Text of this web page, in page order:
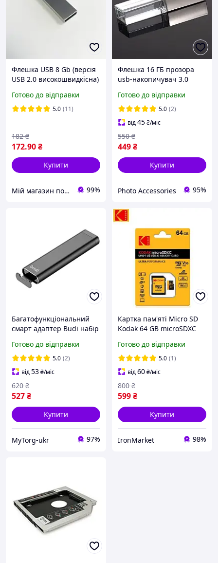
Флешка USB 8 Gb (версія
USB 2.0 високошвидкісна)
Готово до відправки
5.0 (11)
172.90₴
182 ₴
Купити
Мій магазин покупок! 99%
Флешка 16 ГБ прозора
usb-накопичувач 3.0
прозоре скло
Готово до відправки
5.0 (2)
від45₴/міс
449₴
550 ₴
Купити
Photo Accessories 95%
Багатофункціональний
смарт адаптер Budi набір
Готово до відправки
5.0 (2)
від53₴/міс
527₴
620 ₴
Купити
MyTorg-ukr 97%
Картка пам'яті Micro SD
Kodak 64 GB microSDXC
64
Готово до відправки
5.0 (1)
від60₴/міс
599₴
800 ₴
Купити
IronMarket 98%